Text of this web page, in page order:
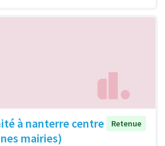
à nanterre centre
mairies)
Retenue